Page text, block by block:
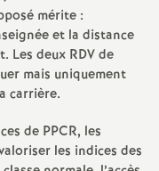
s
e
i
g
mérite :
et la distance
Les deux RDV de
mais uniquement
carrière.
de PPCR, les
les indices des